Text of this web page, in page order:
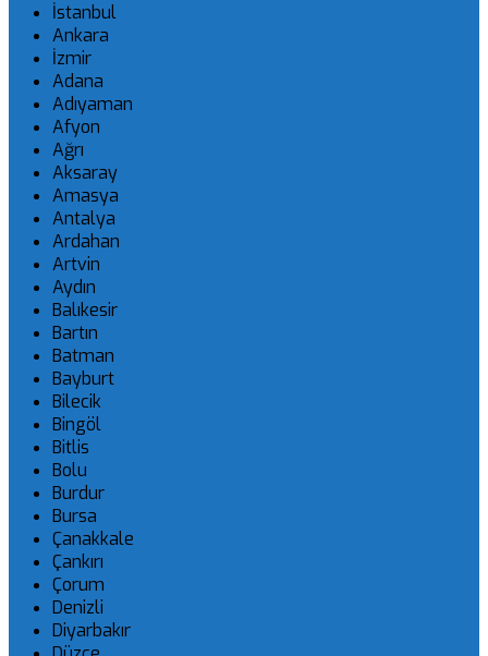
İstanbul
Ankara
İzmir
Adana
Adıyaman
Afyon
Ağrı
Aksaray
Amasya
Antalya
Ardahan
Artvin
Aydın
Balıkesir
Bartın
Batman
Bayburt
Bilecik
Bingöl
Bitlis
Bolu
Burdur
Bursa
Çanakkale
Çankırı
Çorum
Denizli
Diyarbakır